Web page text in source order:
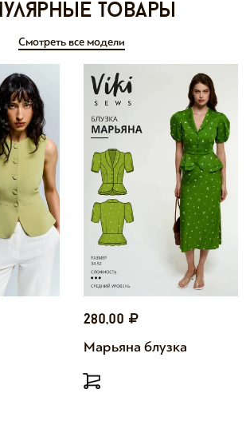
товары
Смотреть все модели
280,00
Марьяна блузка